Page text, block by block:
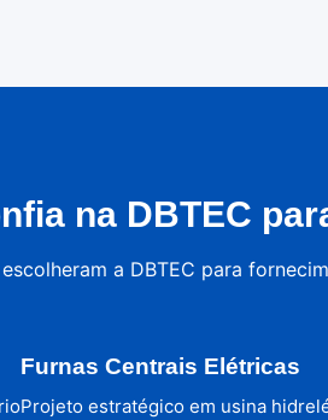
na DBTEC
a DBTEC para
Furnas Centrais Elétricas
Projeto estratégico em usina